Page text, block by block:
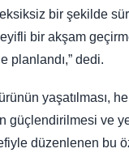
eksiksiz bir şekilde
keyifli bir akşam
planlandı,” dedi.
yaşatılması,
güçlendirilmesi ve
düzenlenen bu